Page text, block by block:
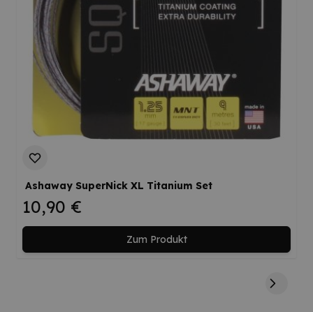
Ashaway SuperNick XL Titanium Set
10,90 €
Zum Produkt